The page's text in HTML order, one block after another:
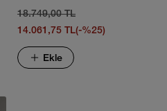
18.749,00 TL
14.061,75 TL(-%25)
Ekle